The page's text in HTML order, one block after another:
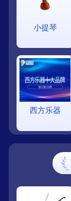
小提琴
西方乐器